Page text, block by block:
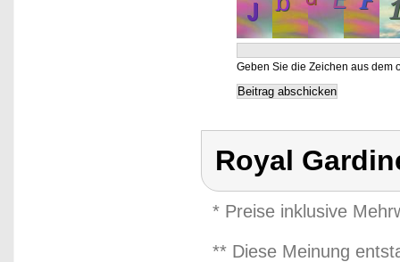
Geben Sie die Zeichen aus dem
Royal
* Preise inklusive
** Diese Meinung